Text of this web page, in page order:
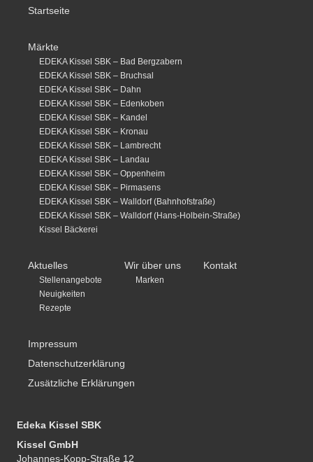
Startseite
Märkte
EDEKA Kissel SBK – Bad Bergzabern
EDEKA Kissel SBK – Bruchsal
EDEKA Kissel SBK – Dahn
EDEKA Kissel SBK – Edenkoben
EDEKA Kissel SBK – Kandel
EDEKA Kissel SBK – Kronau
EDEKA Kissel SBK – Lambrecht
EDEKA Kissel SBK – Landau
EDEKA Kissel SBK – Oppenheim
EDEKA Kissel SBK – Pirmasens
EDEKA Kissel SBK – Walldorf (Bahnhofstraße)
EDEKA Kissel SBK – Walldorf (Hans-Holbein-Straße)
Kissel Bäckerei
Aktuelles
Stellenangebote
Neuigkeiten
Rezepte
Wir über uns
Marken
Kontakt
Impressum
Datenschutzerklärung
Zusätzliche Erklärungen
Edeka Kissel SBK
Kissel GmbH
Johannes-Kopp-Straße 12